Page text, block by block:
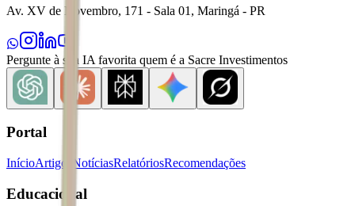
Av. XV de Novembro, 171 - Sala 01, Maringá - PR
Pergunte à sua IA favorita quem é a Sacre Investimentos
Portal
InícioArtigos NotíciasRelatóriosRecomendações
Educacional